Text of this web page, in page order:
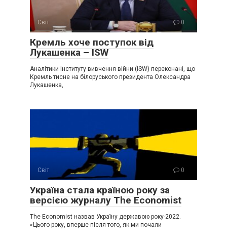
Світ 0
Крeмль хоче поступок від
Лукaшенка – ISW
Аналітики Інституту вивчення війни (ISW) переконані, що
Кремль тисне на білоруського президента Олександра
Лукашенка,
Світ 0
Україна стала країною року за
версією журналу The Economist
The Economist назвав Україну державою року-2022.
«Цього року, вперше після того, як ми почали